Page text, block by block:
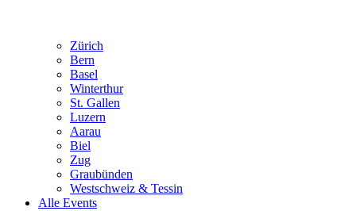
Zürich
Bern
Basel
Winterthur
St. Gallen
Luzern
Aarau
Biel
Zug
Graubünden
Westschweiz & Tessin
Alle Events